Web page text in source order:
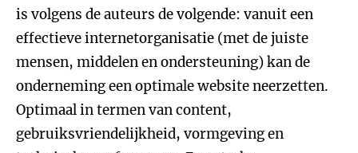
is volgens de auteurs de volgende: vanuit een
effectieve internetorganisatie (met de juiste
mensen, middelen en ondersteuning) kan de
onderneming een optimale website neerzetten.
Optimaal in termen van content,
gebruiksvriendelijkheid, vormgeving en